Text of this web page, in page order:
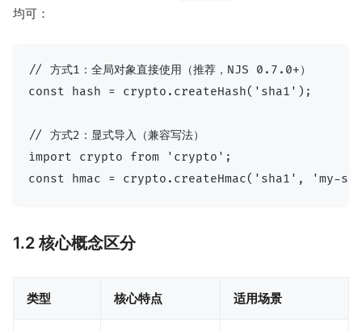
均可：
// 方式1：全局对象直接使用（推荐，NJS 0.7.0+）
const hash = crypto.createHash('sha1');
// 方式2：显式导入（兼容写法）
import crypto from 'crypto';
1.2 核心概念区分
类型 核心特点 适用场景